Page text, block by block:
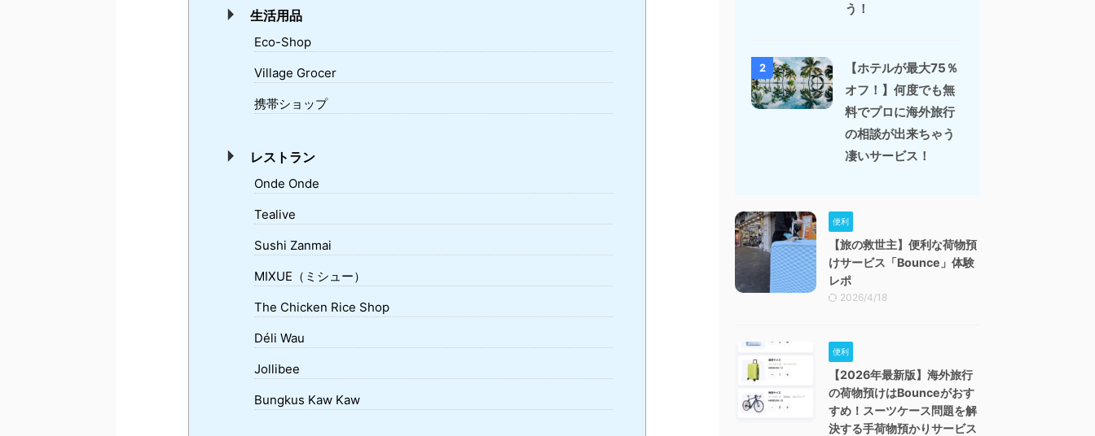
生活用品
Eco-Shop
Village Grocer
携帯ショップ
レストラン
Onde Onde
Tealive
Sushi Zanmai
MIXUE（ミシュー）
The Chicken Rice Shop
Déli Wau
Jollibee
Bungkus Kaw Kaw
う！
2
【ホテルが最大75％
オフ！】何度でも無
料でプロに海外旅行
の相談が出来ちゃう
凄いサービス！
便利
【旅の救世主】便利な荷物預
けサービス「Bounce」体験
レポ
2026/4/18
便利
【2026年最新版】海外旅行
の荷物預けはBounceがおす
すめ！スーツケース問題を解
決する手荷物預かりサービス